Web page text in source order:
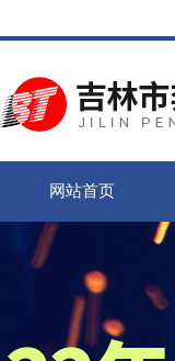
网站首页